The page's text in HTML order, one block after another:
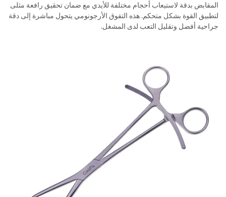
المقابض بدقة لاستيعاب أحجام مختلفة للأيدي مع ضمان تحقيق رافعة مثلى
لتطبيق القوة بشكل متحكم. هذه التفوق الأرجونومي يتحول مباشرة إلى دقة
جراحية أفضل وتقليل التعب لدى المشغل.